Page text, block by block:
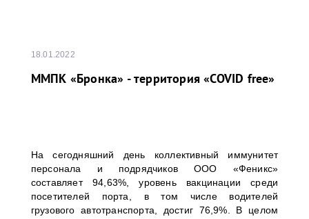
18.01.2022
ММПК «Бронка» - территория «COVID free»
На сегодняшний день коллективный иммунитет
персонала и подрядчиков ООО «Феникс»
составляет 94,63%, уровень вакцинации среди
посетителей порта, в том числе водителей
грузового автотранспорта, достиг 76,9%. В целом